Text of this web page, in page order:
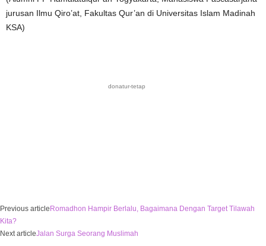
jurusan Ilmu Qiro’at, Fakultas Qur’an di Universitas Islam Madinah
KSA)
donatur-tetap
Previous articleRomadhon Hampir Berlalu, Bagaimana Dengan Target Tilawah
Kita?
Next articleJalan Surga Seorang Muslimah